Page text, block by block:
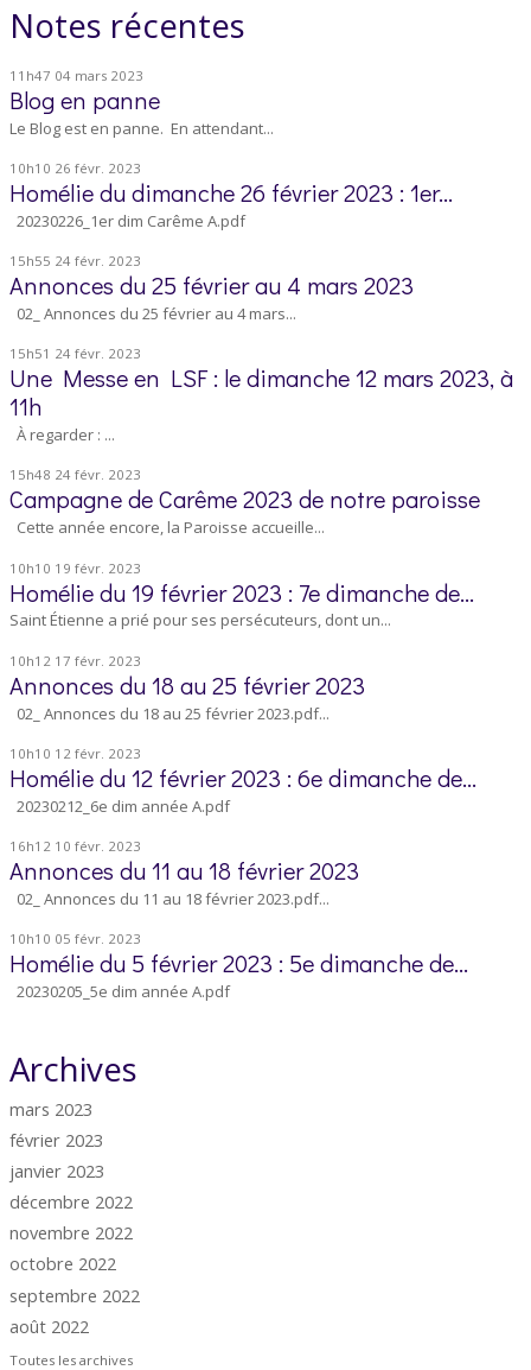
Notes récentes
11h47 04 mars 2023
Blog en panne
Le Blog est en panne. En attendant...
10h10 26 févr. 2023
Homélie du dimanche 26 février 2023 : 1er...
20230226_1er dim Carême A.pdf
15h55 24 févr. 2023
Annonces du 25 février au 4 mars 2023
02_ Annonces du 25 février au 4 mars...
15h51 24 févr. 2023
Une Messe en LSF : le dimanche 12 mars 2023, à
11h
À regarder : ...
15h48 24 févr. 2023
Campagne de Carême 2023 de notre paroisse
Cette année encore, la Paroisse accueille...
10h10 19 févr. 2023
Homélie du 19 février 2023 : 7e dimanche de...
Saint Étienne a prié pour ses persécuteurs, dont un...
10h12 17 févr. 2023
Annonces du 18 au 25 février 2023
02_ Annonces du 18 au 25 février 2023.pdf...
10h10 12 févr. 2023
Homélie du 12 février 2023 : 6e dimanche de...
20230212_6e dim année A.pdf
16h12 10 févr. 2023
Annonces du 11 au 18 février 2023
02_ Annonces du 11 au 18 février 2023.pdf...
10h10 05 févr. 2023
Homélie du 5 février 2023 : 5e dimanche de...
20230205_5e dim année A.pdf
Archives
mars 2023
février 2023
janvier 2023
décembre 2022
novembre 2022
octobre 2022
septembre 2022
août 2022
Toutes les archives